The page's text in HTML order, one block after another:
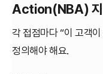
Action(NBA) 지
각 접점마다 “이 고객
정의해야 해요.